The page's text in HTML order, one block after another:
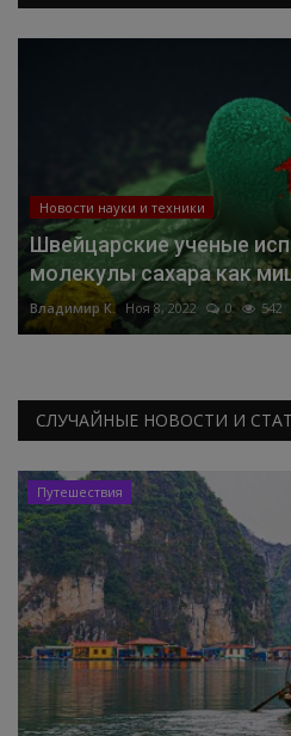
Новости науки и техники
Швейцарские ученые
молекулы сахара как
Владимир К. Ноя 8, 2022 0 542
СЛУЧАЙНЫЕ НОВОСТИ И
Путешествия